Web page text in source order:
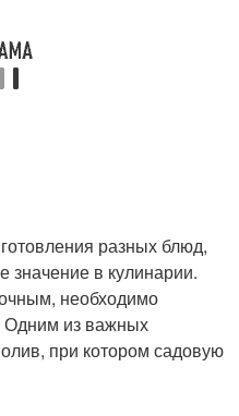
разных блюд,
значение в кулинарии.
необходимо
Одним из важных
при котором садовую